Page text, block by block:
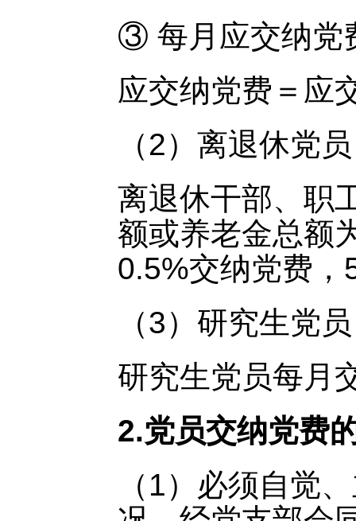
③ 每月应交纳党
应交纳党费＝应
（2）离退休党员
离退休干部、职
额或养老金总额
0.5%交纳党费
（3）研究生党员
研究生党员每月
2.党员交纳党费
（1）必须自觉